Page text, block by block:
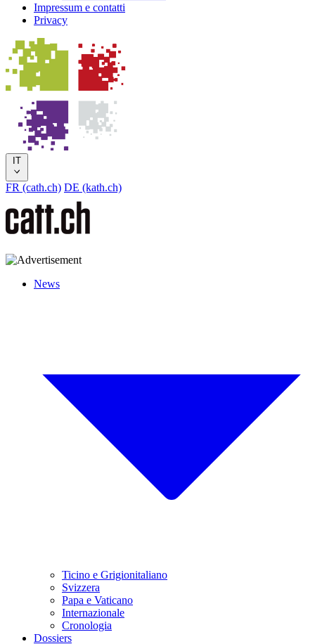
Impressum e contatti
Privacy
IT
FR (cath.ch) DE (kath.ch)
News
Ticino e Grigionitaliano
Svizzera
Papa e Vaticano
Internazionale
Cronologia
Dossiers